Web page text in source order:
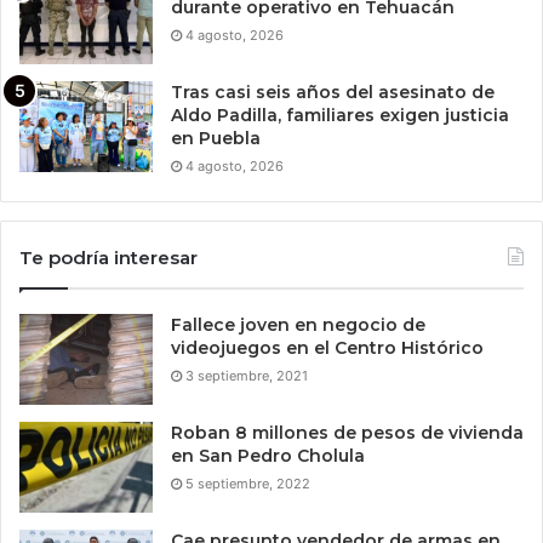
durante operativo en Tehuacán
4 agosto, 2026
Tras casi seis años del asesinato de
Aldo Padilla, familiares exigen justicia
en Puebla
4 agosto, 2026
Te podría interesar
Fallece joven en negocio de
videojuegos en el Centro Histórico
3 septiembre, 2021
Roban 8 millones de pesos de vivienda
en San Pedro Cholula
5 septiembre, 2022